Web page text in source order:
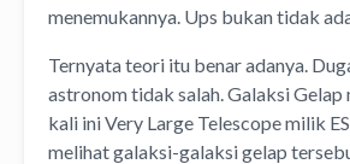
menemukannya. Ups bukan tidak
Ternyata teori itu benar adanya.
astronom tidak salah. Galaksi Gelap
kali ini Very Large Telescope milik
melihat galaksi-galaksi gelap